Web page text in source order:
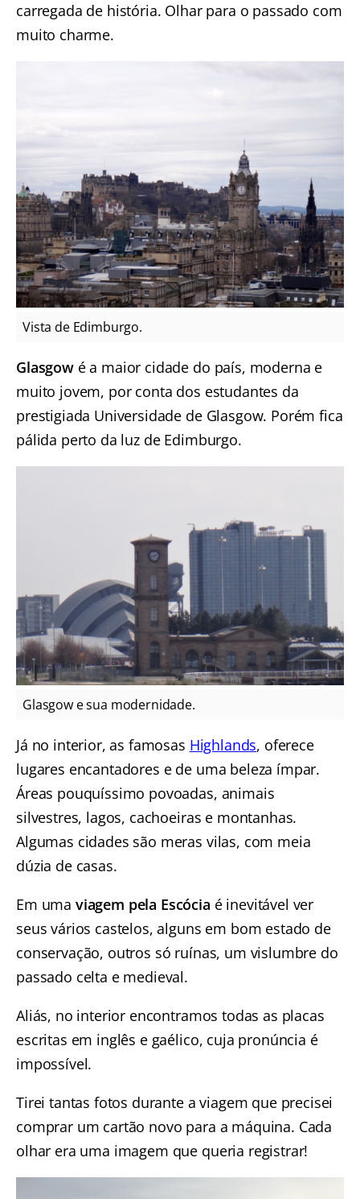
carregada de história. Olhar para o passado com
muito charme.
Vista de Edimburgo.
Glasgowé a maior cidade do país, moderna e
muito jovem, por conta dos estudantes da
prestigiada Universidade de Glasgow. Porém fica
pálida perto da luz de Edimburgo.
Glasgow e sua modernidade.
Já no interior, as famosas Highlands, oferece
lugares encantadores e de uma beleza ímpar.
Áreas pouquíssimo povoadas, animais
silvestres, lagos, cachoeiras e montanhas.
Algumas cidades são meras vilas, com meia
dúzia de casas.
Em uma viagem pela Escócia é inevitável ver
seus vários castelos, alguns em bom estado de
conservação, outros só ruínas, um vislumbre do
passado celta e medieval.
Aliás, no interior encontramos todas as placas
escritas em inglês e gaélico, cuja pronúncia é
impossível.
Tirei tantas fotos durante a viagem que precisei
comprar um cartão novo para a máquina. Cada
olhar era uma imagem que queria registrar!